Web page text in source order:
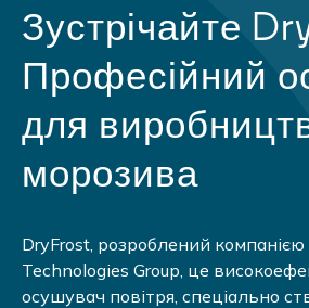
Зустрічайте
Професійний
для
морозива
DryFrost, розроблений
Technologies Group, це
осушувач повітря, спеціально